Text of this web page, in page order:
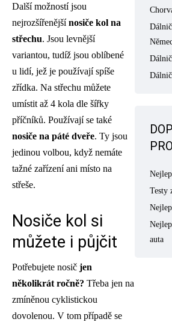
Další možností jsou
nejrozšířenějšínosiče kol na
střechu. Jsou levnější
variantou, tudíž jsou oblíbené
u lidí, jež je používají spíše
zřídka. Na střechu můžete
umístit až 4 kola dle šířky
příčníků. Používají se také
nosiče na páté dveře. Ty jsou
jedinou volbou, když nemáte
tažné zařízení ani místo na
střeše.
Nosiče kol si
můžete i půjčit
Potřebujete nosič jen
několikrát ročně? Třeba jen na
zmíněnou cyklistickou
dovolenou. V tom případě se
Testy
auta